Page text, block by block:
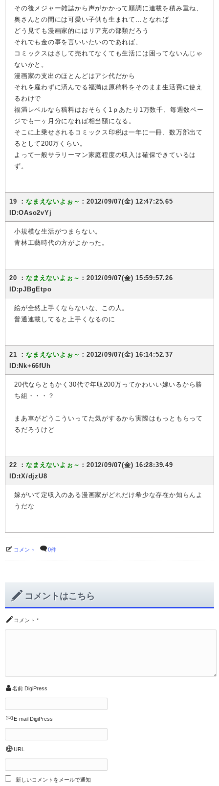
その後メジャー雑誌から声がかかって順調に連載を積み重ね、
奥さんとの間には可愛い子供も生まれて…となれば
どう見ても漫画家的にはリア充の部類だろう
それでも金の事を言いいたいのであれば、
コミックスはさして売れてなくても生活には困ってないんじゃ
ないかと。
漫画家の支出のほとんどはアシ代だから
それを雇わずに済んでる福満は原稿料をそのまま生活費に使え
るわけで
福満レベルなら稿料はおそらく1ｐあたり1万数千、毎週数ペー
ジでも一ヶ月分になれば相当額になる。
そこに上乗せされるコミックス印税は一年に一冊、数万部出て
るとして200万くらい。
よって一般サラリーマン家庭程度の収入は確保できているは
ず。
19 ：なまえないよぉ～ ：2012/09/07(金) 12:47:25.65
ID:OAso2vYj
小規模な生活がつまらない。
青林工藝時代の方がよかった。
20 ：なまえないよぉ～ ：2012/09/07(金) 15:59:57.26
ID:pJBgEtpo
絵が全然上手くならないな、この人。
普通連載してると上手くなるのに
21 ：なまえないよぉ～ ：2012/09/07(金) 16:14:52.37
ID:Nk+66fUh
20代ならともかく30代で年収200万ってかわいい嫁いるから勝
ち組・・・？
まあ車がどうこういってた気がするから実際はもっともらって
るだろうけど
22 ：なまえないよぉ～ ：2012/09/07(金) 16:28:39.49
ID:tX/djzU8
嫁がいて定収入のある漫画家がどれだけ希少な存在か知らんよ
うだな
コメント 0件
コメントはこちら
コメント *
名前 DigiPress
E-mail DigiPress
URL
新しいコメントをメールで通知